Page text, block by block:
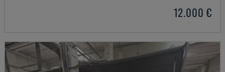
12.000 €